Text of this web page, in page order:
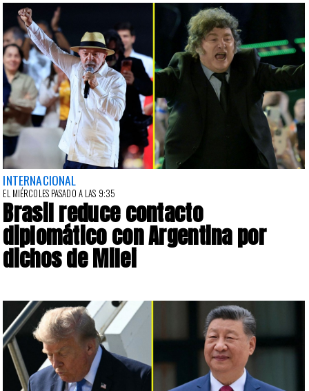
INTERNACIONAL
EL MIÉRCOLES PASADO A LAS 9:35
Brasil reduce contacto
diplomático con Argentina por
dichos de Milei